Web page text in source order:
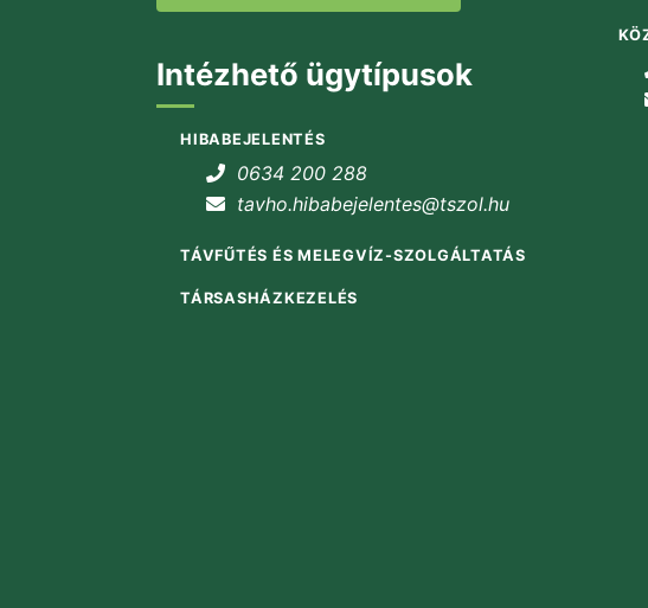
Intézhető ügytípusok
HIBABEJELENTÉS
0634 200 288
tavho.hibabejelentes@tszol.hu
TÁVFŰTÉS ÉS MELEGVÍZ-SZOLGÁLTATÁS
TÁRSASHÁZKEZELÉS